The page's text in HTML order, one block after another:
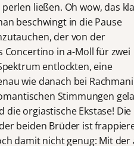
ließen. Oh wow, das
beschwingt in die Pause
der von der
in a-Moll für zwei
entlockten, eine
wie danach bei
Stimmungen
orgiastische Ekstase! Die
beiden Brüder ist
damit nicht genug: Mit der